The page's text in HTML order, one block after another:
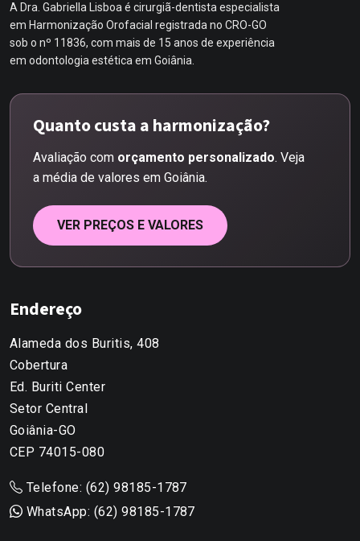
A Dra. Gabriella Lisboa é cirurgiã-dentista especialista
em Harmonização Orofacial registrada no CRO-GO
sob o nº 11836, com mais de 15 anos de experiência
em odontologia estética em Goiânia.
Quanto custa a harmonização?
Avaliação com orçamento personalizado. Veja
a média de valores em Goiânia.
VER PREÇOS E VALORES
Endereço
Alameda dos Buritis, 408
Cobertura
Ed. Buriti Center
Setor Central
Goiânia-GO
CEP 74015-080
Telefone: (62) 98185-1787
WhatsApp: (62) 98185-1787